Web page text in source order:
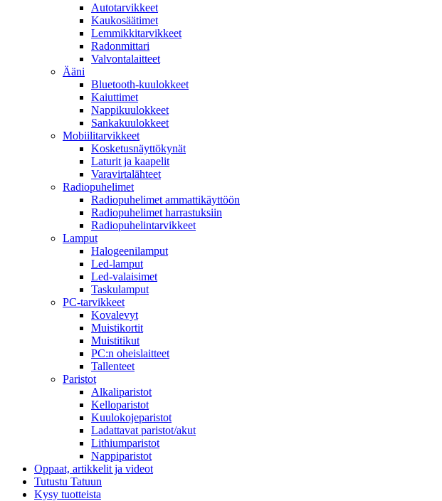
Autotarvikkeet
Kaukosäätimet
Lemmikkitarvikkeet
Radonmittari
Valvontalaitteet
Ääni
Bluetooth-kuulokkeet
Kaiuttimet
Nappikuulokkeet
Sankakuulokkeet
Mobiilitarvikkeet
Kosketusnäyttökynät
Laturit ja kaapelit
Varavirtalähteet
Radiopuhelimet
Radiopuhelimet ammattikäyttöön
Radiopuhelimet harrastuksiin
Radiopuhelintarvikkeet
Lamput
Halogeenilamput
Led-lamput
Led-valaisimet
Taskulamput
PC-tarvikkeet
Kovalevyt
Muistikortit
Muistitikut
PC:n oheislaitteet
Tallenteet
Paristot
Alkaliparistot
Kelloparistot
Kuulokojeparistot
Ladattavat paristot/akut
Lithiumparistot
Nappiparistot
Oppaat, artikkelit ja videot
Tutustu Tatuun
Kysy tuotteista